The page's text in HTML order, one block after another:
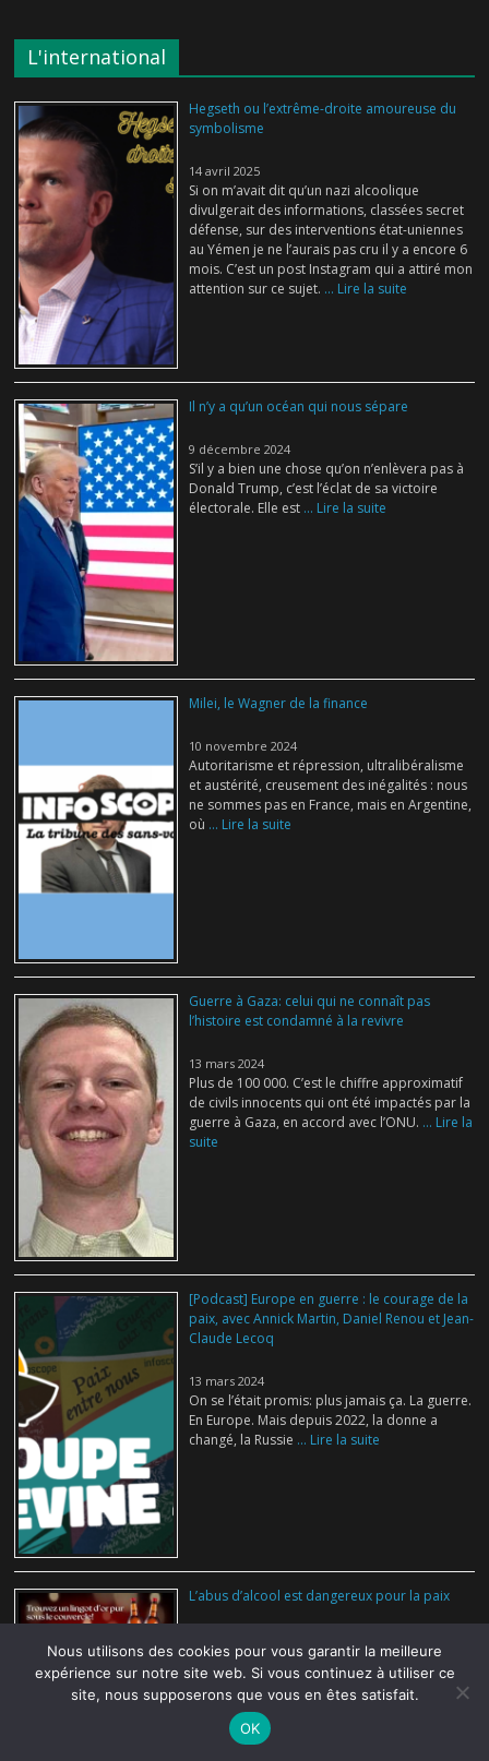
L'international
Hegseth ou l’extrême-droite amoureuse du
symbolisme
14 avril 2025
Si on m’avait dit qu’un nazi alcoolique
divulgerait des informations, classées secret
défense, sur des interventions état-uniennes
au Yémen je ne l’aurais pas cru il y a encore 6
mois. C’est un post Instagram qui a attiré mon
attention sur ce sujet. ... Lire la suite
Il n’y a qu’un océan qui nous sépare
9 décembre 2024
S’il y a bien une chose qu’on n’enlèvera pas à
Donald Trump, c’est l’éclat de sa victoire
électorale. Elle est ... Lire la suite
Milei, le Wagner de la finance
10 novembre 2024
Autoritarisme et répression, ultralibéralisme
et austérité, creusement des inégalités : nous
ne sommes pas en France, mais en Argentine,
où ... Lire la suite
Guerre à Gaza: celui qui ne connaît pas
l’histoire est condamné à la revivre
13 mars 2024
Plus de 100 000. C’est le chiffre approximatif
de civils innocents qui ont été impactés par la
guerre à Gaza, en accord avec l’ONU. ... Lire la
suite
[Podcast] Europe en guerre : le courage de la
paix, avec Annick Martin, Daniel Renou et Jean-
Claude Lecoq
13 mars 2024
On se l’était promis: plus jamais ça. La guerre.
En Europe. Mais depuis 2022, la donne a
changé, la Russie ... Lire la suite
L’abus d’alcool est dangereux pour la paix
Une drôle de rumeur se propage en
Centrafrique, celle d’une bière contaminée mais commercialisée de force
par son producteur: Africa Ti l’Or, arrivé récemment sur le marché.
... Lire
Nous utilisons des cookies pour vous garantir la meilleure
expérience sur notre site web. Si vous continuez à utiliser ce
site, nous supposerons que vous en êtes satisfait.
OK